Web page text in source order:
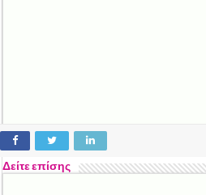
Δείτε επίσης